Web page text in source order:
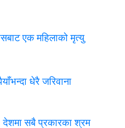
एक महिलाको मृत्यु
धेरै जरिवाना
देशमा सबै प्रकारका श्रम